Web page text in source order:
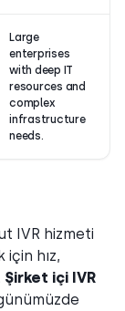
Large
enterprises
with deep IT
resources and
complex
infrastructure
needs.
IVR hizmeti
hız,
Şirket içi IVR